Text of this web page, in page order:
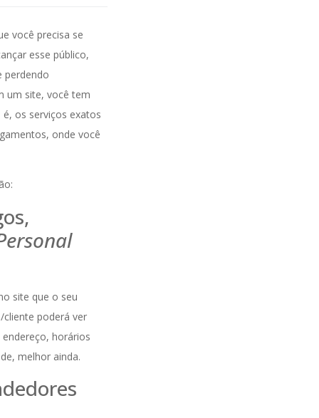
você precisa se
esse público,
perdendo
um site, você tem
os serviços exatos
onde você
site que o seu
poderá ver
horários
melhor ainda.